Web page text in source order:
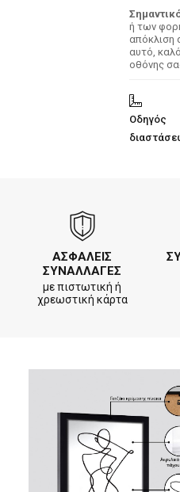
ή των
απόκλιση
αυτό,
οθόνης
Οδηγός
ΑΣΦΑΛΕΙΣ
ΣΥΝΑΛΛΑΓΕΣ
με πιστωτική ή
χρεωστική κάρτα